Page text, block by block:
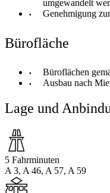
umgewandelt
Genehmigung
Bürofläche
Büroflächen
Ausbau nach
Lage und
5 Fahrminuten
A 3, A 46, A 57, A 59